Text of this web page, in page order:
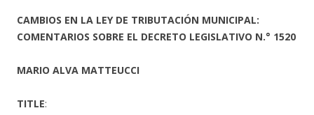
CAMBIOS EN LA LEY DE TRIBUTACIÓN MUNICIPAL:
COMENTARIOS SOBRE EL DECRETO LEGISLATIVO N.° 1520
MARIO ALVA MATTEUCCI
TITLE: